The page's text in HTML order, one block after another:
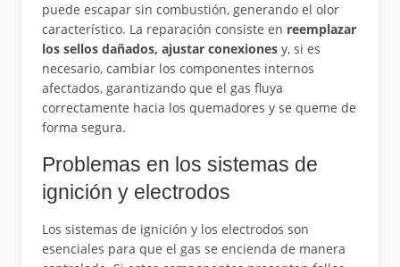
puede escapar sin combustión, generando el olor
característico. La reparación consiste en reemplazar
los sellos dañados, ajustar conexionesy, si es
necesario, cambiar los componentes internos
afectados, garantizando que el gas fluya
correctamente hacia los quemadores y se queme de
forma segura.
Problemas en los sistemas de
ignición y electrodos
Los sistemas de ignición y los electrodos son
esenciales para que el gas se encienda de manera